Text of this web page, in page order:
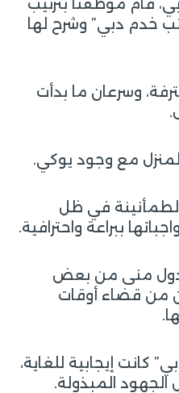
قام موظفنا بترتيب
خدم دبي” وشرح لها
وسرعان ما بدأت
المنزل مع وجود يوكي.
في ظل
ببراعة واحترافية.
منى من بعض
من قضاء أوقات
كانت إيجابية للغاية،
المبذولة.